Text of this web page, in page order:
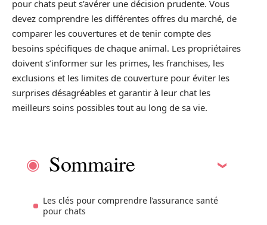
pour chats peut s’avérer une décision prudente. Vous
devez comprendre les différentes offres du marché, de
comparer les couvertures et de tenir compte des
besoins spécifiques de chaque animal. Les propriétaires
doivent s’informer sur les primes, les franchises, les
exclusions et les limites de couverture pour éviter les
surprises désagréables et garantir à leur chat les
meilleurs soins possibles tout au long de sa vie.
Sommaire
Les clés pour comprendre l’assurance santé
pour chats